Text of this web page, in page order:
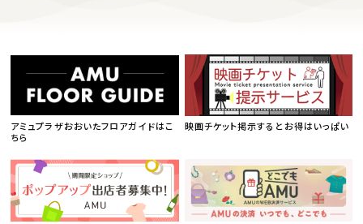
アミュプラザおおいたフロアガイドはこ
ちら
映画チケット掲示するとお得はいっぱい